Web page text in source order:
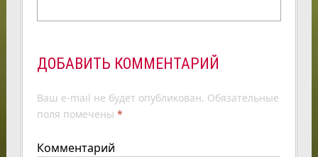
ДОБАВИТЬ КОММЕНТАРИЙ
Ваш e-mail не будет опубликован. Обязательные
поля помечены *
Комментарий